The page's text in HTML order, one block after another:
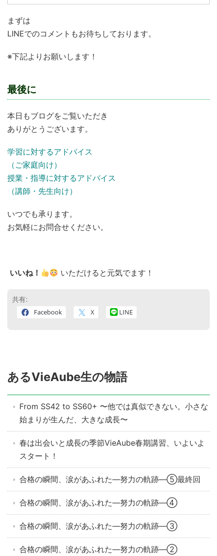
まずは
LINEでのコメントもお待ちしております。
※下記よりお願いします！
最後に
本日もブログをご覧いただき
ありがとうございます。
学習に対するアドバイス
（ご家庭向け）
授業・指導に対するアドバイス
（講師・先生向け）
いつでも承ります。
お気軽にお問合せください。
いいね！ いただけると元気でます！
共有:
Facebook X LINE
あるVieAube生の物語
From SS42 to SS60+ 〜他では真似できない。小さな
始まりが生んだ、大きな成長〜
春は出会いと成長の季節VieAube春期講習、いよいよ
スタート！
合格の瞬間、涙があふれた—努力の軌跡—⑤最終回
合格の瞬間、涙があふれた—努力の軌跡—④
合格の瞬間、涙があふれた—努力の軌跡—③
合格の瞬間、涙があふれた—努力の軌跡—②